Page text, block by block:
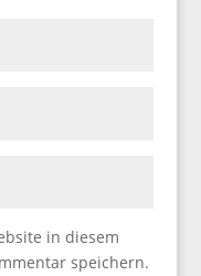
in diesem
speichern.